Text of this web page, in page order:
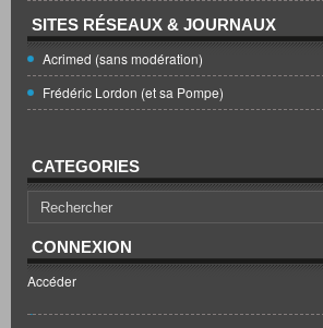
SITES RÉSEAUX & JOURNAUX
Acrimed (sans modération)
Frédéric Lordon (et sa Pompe)
CATEGORIES
CONNEXION
Accéder